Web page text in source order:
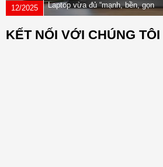
12/2025
Laptop vừa đủ “mạnh, bền, gọn
nhẹ” dành cho dân văn phòng
KẾT NỐI VỚI CHÚNG TÔI